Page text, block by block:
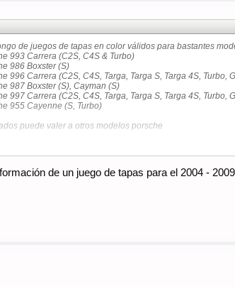
de juegos de tapas en color válidos para bastantes
993 Carrera (C2S, C4S & Turbo)
986 Boxster (S)
996 Carrera (C2S, C4S, Targa, Targa S, Targa 4S, Turbo,
987 Boxster (S), Cayman (S)
997 Carrera (C2S, C4S, Targa, Targa S, Targa 4S, Turbo,
955 Cayenne (S, Turbo)
puede valer a otros modelos porsche
juego.Son de plástico y que están muy bien logradas.
bien por privado o a mi correo
de un juego de tapas para el 2004 -